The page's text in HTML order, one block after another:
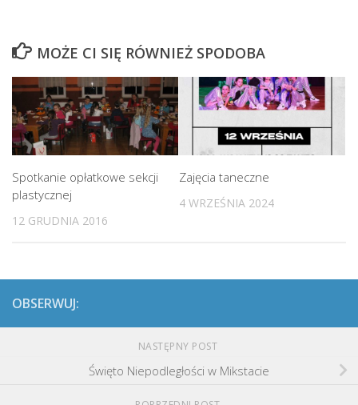
MOŻE CI SIĘ RÓWNIEŻ SPODOBA
Spotkanie opłatkowe sekcji
plastycznej
12 GRUDNIA 2016
Zajęcia taneczne
4 WRZEŚNIA 2024
OBSERWUJ:
NASTĘPNY POST
Święto Niepodległości w Mikstacie